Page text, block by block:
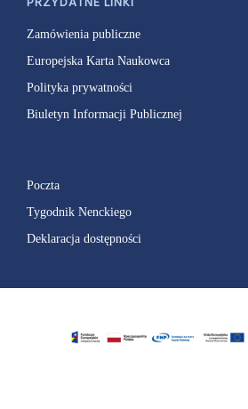
Zamówienia publiczne
Europejska Karta Naukowca
Polityka prywatności
Biuletyn Informacji Publicznej
Poczta
Tygodnik Nenckiego
Deklaracja dostępności